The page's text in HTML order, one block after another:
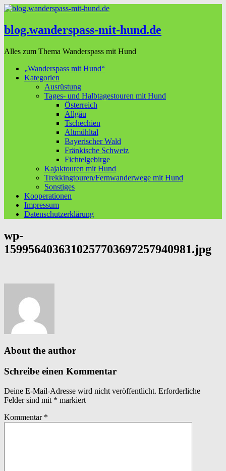
blog.wanderspass-mit-hund.de
Alles zum Thema Wanderspass mit Hund
„Wanderspass mit Hund“
Kategorien
Ausrüstung
Tages- und Halbtagestouren mit Hund
Österreich
Allgäu
Tschechien
Altmühltal
Bayerischer Wald
Fränkische Schweiz
Fichtelgebirge
Kajaktouren mit Hund
Trekkingtouren/Fernwanderwege mit Hund
Sonstiges
Kooperationen
Impressum
Datenschutzerklärung
wp-
1599564036310257703697257940981.jpg
About the author
Schreibe einen Kommentar
Deine E-Mail-Adresse wird nicht veröffentlicht. Erforderliche
Felder sind mit * markiert
Kommentar *